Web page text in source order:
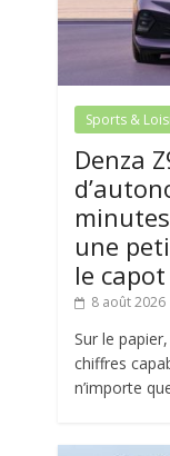
Sports &
Denza
une
le capot
8 août 2026
Sur le
chiffres
n’importe